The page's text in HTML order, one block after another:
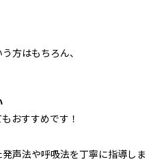
方はもちろん、
おすすめです！
声法や呼吸法を丁寧に指導しま